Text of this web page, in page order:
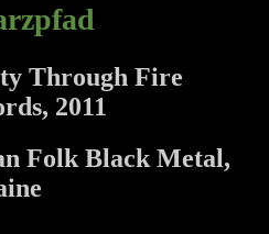
Through Fire
2011
Folk Black Metal,